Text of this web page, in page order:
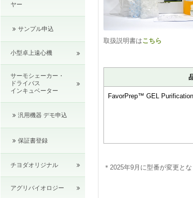
取扱説明書はこちら
FavorPrep™ GEL
＊2025年9月に型番が変更と
ヤー
サンプル申込
小型卓上遠心機
サーモシェーカー・
ドライバス
インキュベーター
汎用機器 デモ申込
保証書登録
チヨダオリジナル
アグリバイオロジー